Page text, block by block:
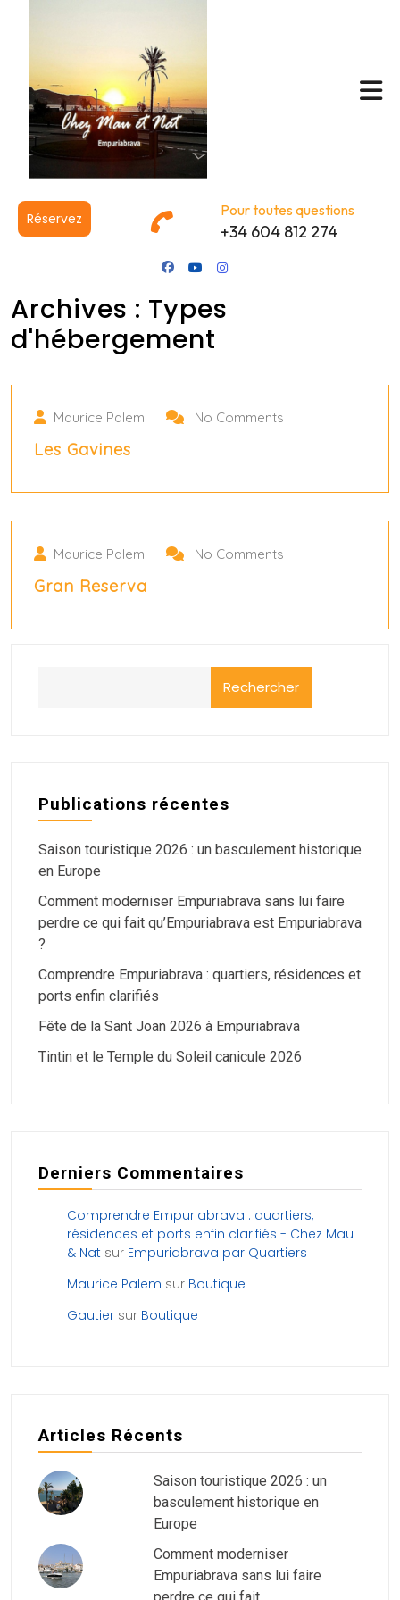
Réservez Pour toutes questions
+34 604 812 274
Archives : Types
d'hébergement
Maurice Palem No Comments
Les Gavines
novembre 13, 2024
Maurice Palem No Comments
Gran Reserva
Rechercher
Publications récentes
Saison touristique 2026 : un basculement historique
en Europe
Comment moderniser Empuriabrava sans lui faire
perdre ce qui fait qu’Empuriabrava est Empuriabrava
?
Comprendre Empuriabrava : quartiers, résidences et
ports enfin clarifiés
Fête de la Sant Joan 2026 à Empuriabrava
Tintin et le Temple du Soleil canicule 2026
Derniers Commentaires
Comprendre Empuriabrava : quartiers,
résidences et ports enfin clarifiés - Chez Mau
& Nat sur Empuriabrava par Quartiers
Maurice Palem sur Boutique
Gautier sur Boutique
Articles Récents
Saison touristique 2026 : un
basculement historique en
Europe
Comment moderniser
Empuriabrava sans lui faire